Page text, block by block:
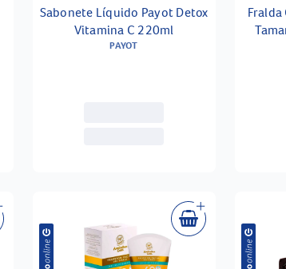
Sabonete Líquido Payot Detox
Vitamina C 220ml
PAYOT